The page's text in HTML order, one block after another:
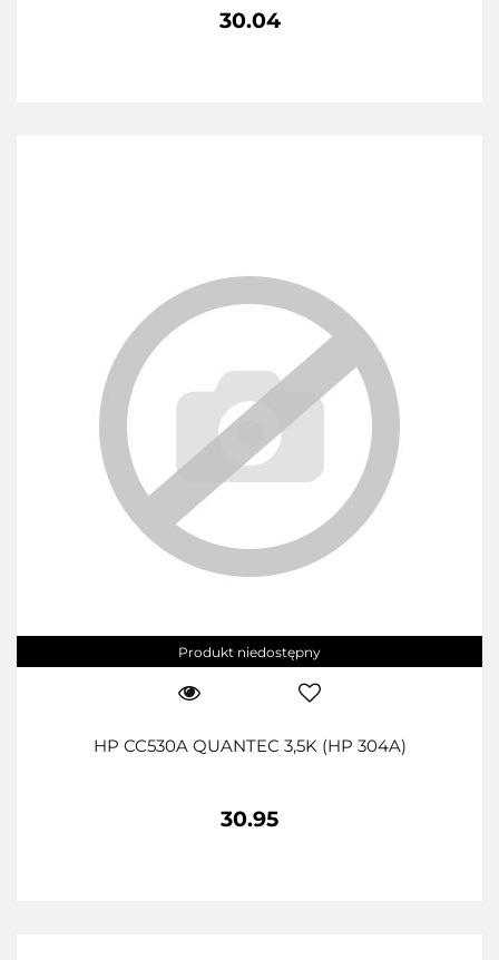
30.04
Produkt niedostępny
HP CC530A QUANTEC 3,5K (HP 304A)
30.95